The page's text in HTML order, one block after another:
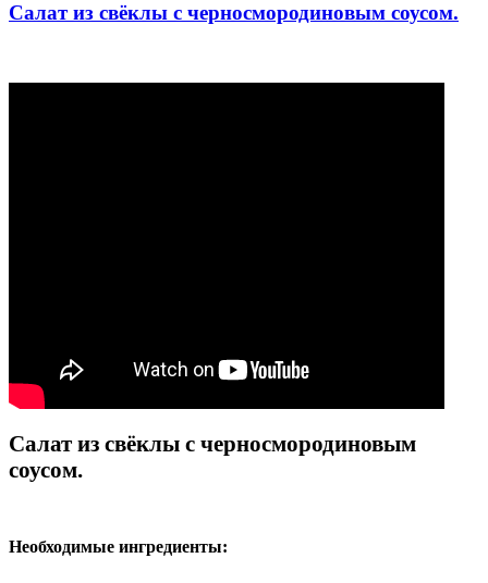
Салат из свёклы с черносмородиновым соусом.
Салат из свёклы с черносмородиновым
соусом.
Необходимые ингредиенты: